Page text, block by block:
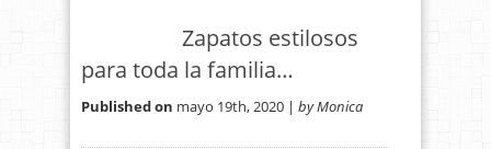
Zapatos estilosos
para toda la familia…
Published on mayo 19th, 2020 | by Monica